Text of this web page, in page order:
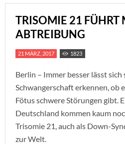
TRISOMIE 21 FÜHRT
ABTREIBUNG
21 MÄRZ, 2017 1823
Berlin – Immer besser lässt sich
Schwangerschaft erkennen, ob
Fötus schwere Störungen gibt.
Deutschland kommen kaum
Trisomie 21, auch als Down-
zur Welt.